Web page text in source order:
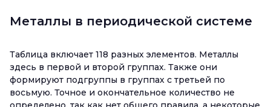
Металлы в периодической системе
Таблица включает 118 разных элементов. Металлы
здесь в первой и второй группах. Также они
формируют подгруппы в группах с третьей по
восьмую. Точное и окончательное количество не